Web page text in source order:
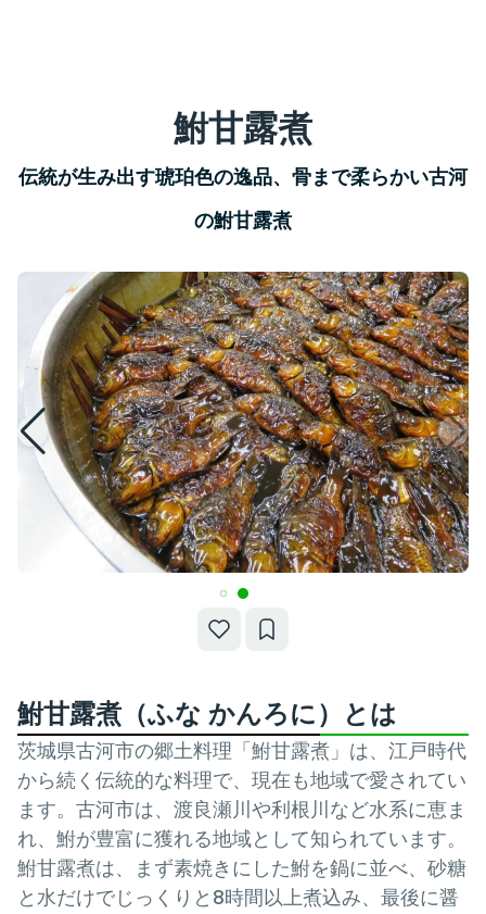
鮒甘露煮
伝統が生み出す琥珀色の逸品、骨まで柔らかい古河
の鮒甘露煮
鮒甘露煮（ふな かんろに）とは
茨城県古河市の郷土料理「鮒甘露煮」は、江戸時代
から続く伝統的な料理で、現在も地域で愛されてい
ます。古河市は、渡良瀬川や利根川など水系に恵ま
れ、鮒が豊富に獲れる地域として知られています。
鮒甘露煮は、まず素焼きにした鮒を鍋に並べ、砂糖
と水だけでじっくりと8時間以上煮込み、最後に醤